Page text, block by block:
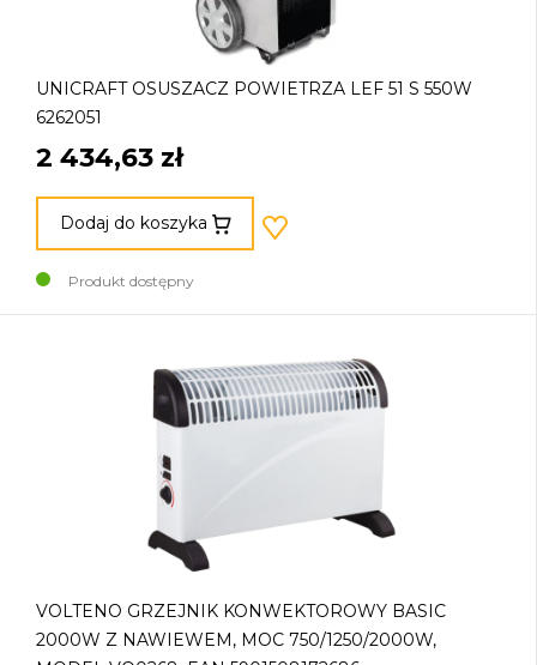
UNICRAFT OSUSZACZ POWIETRZA LEF 51 S 550W
6262051
2 434,63 zł
Dodaj do koszyka
Produkt dostępny
VOLTENO GRZEJNIK KONWEKTOROWY BASIC
2000W Z NAWIEWEM, MOC 750/1250/2000W,